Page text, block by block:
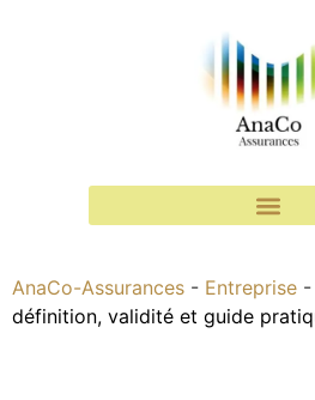
AnaCo-Assurances - Entreprise -
définition, validité et guide